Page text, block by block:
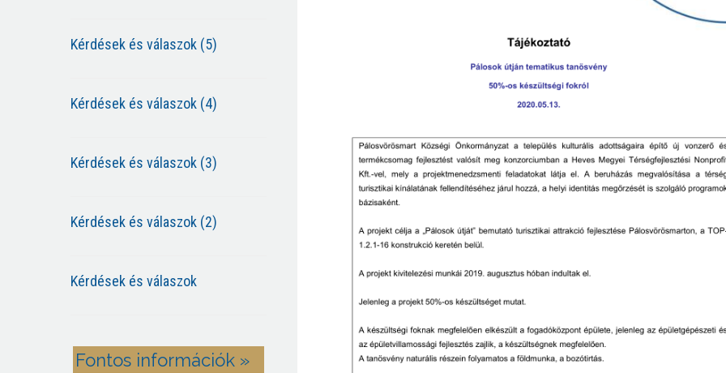
Kérdések és válaszok (5)
Kérdések és válaszok (4)
Kérdések és válaszok (3)
Kérdések és válaszok (2)
Kérdések és válaszok
Fontos információk »